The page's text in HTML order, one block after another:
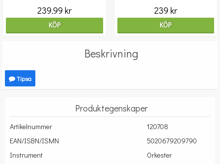
239.99 kr
KÖP
239 kr
KÖP
Beskrivning
Tipsa
Produktegenskaper
Artikelnummer
120708
EAN/ISBN/ISMN
5020679209790
Instrument
Orkester